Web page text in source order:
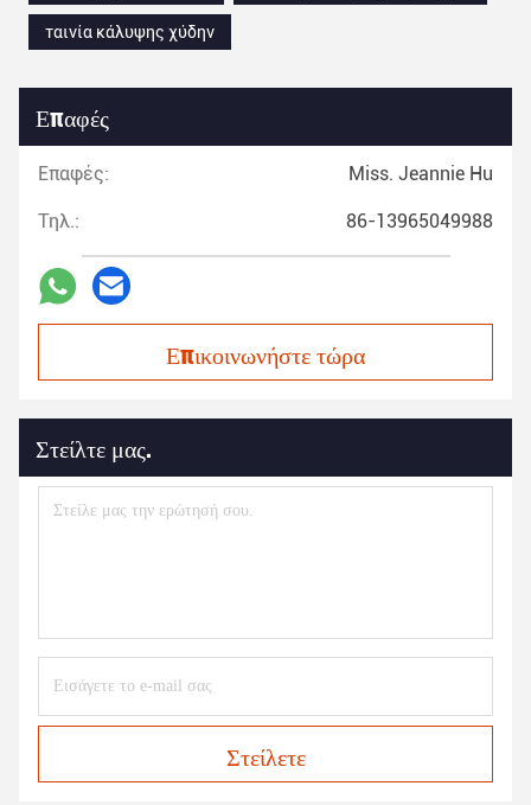
ταινία κάλυψης χύδην
Επαφές
Επαφές: Miss. Jeannie Hu
Τηλ.: 86-13965049988
Επικοινωνήστε τώρα
Στείλτε μας.
Στείλετε